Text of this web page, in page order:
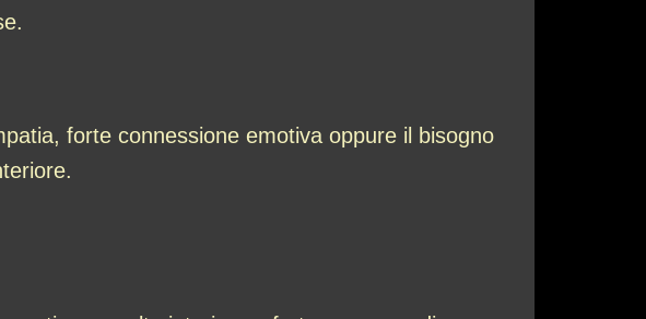
forte connessione emotiva oppure il bisogno